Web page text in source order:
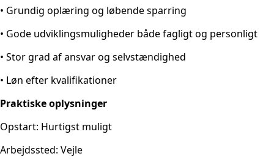
• Grundig oplæring og løbende sparring
• Gode udviklingsmuligheder både fagligt og personligt
• Stor grad af ansvar og selvstændighed
• Løn efter kvalifikationer
Praktiske oplysninger
Opstart: Hurtigst muligt
Arbejdssted: Vejle